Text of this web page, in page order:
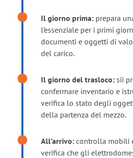
Il giorno prima: prepara
l’essenziale per i primi
documenti e oggetti di
del carico.
Il giorno del trasloco: sii
confermare inventario e
verifica lo stato degli
della partenza del mezzo.
All’arrivo: controlla mobili
verifica che gli